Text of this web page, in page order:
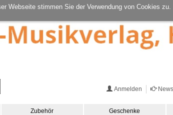
Webseite stimmen Sie der Verwendung von Cookies zu.
Anmelden
Zubehör Geschenke